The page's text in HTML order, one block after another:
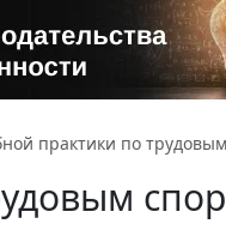
практики по